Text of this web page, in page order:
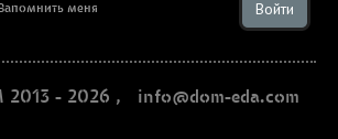
меня Войти
2013 - 2026 , info@dom-eda.com